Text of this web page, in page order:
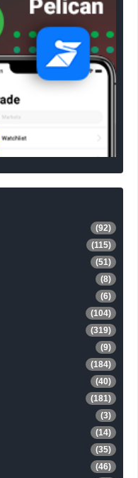
(92)
(115)
(51)
(8)
(6)
(104)
(319)
(9)
(184)
(40)
(181)
(3)
(14)
(35)
(46)